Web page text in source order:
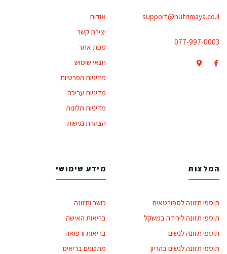
support@nutrimaya.co.il
077-997-0003
אודות
יצירת קשר
מפת אתר
תנאי שימוש
מדיניות הפרטיות
מדיניות עריכה
מדיניות תלונות
הצהרת נגישות
המלצות
תוספי תזונה לספורטאים
תוספי תזונה לירידה במשקל
תוספי תזונה לנשים
תוספי תזונה לנשים בהריון
מידע שימושי
כושר ותזונה
בריאות האישה
בריאות ורפואה
מתכונים בריאים